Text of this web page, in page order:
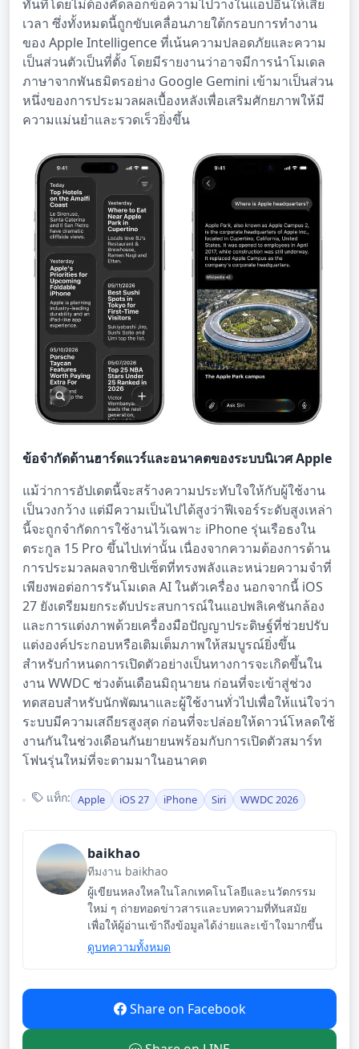
ทันทีโดยไม่ต้องคัดลอกข้อความไปวางในแอปอื่นให้เสีย
เวลา ซึ่งทั้งหมดนี้ถูกขับเคลื่อนภายใต้กรอบการทำงาน
ของ Apple Intelligence ที่เน้นความปลอดภัยและความ
เป็นส่วนตัวเป็นที่ตั้ง โดยมีรายงานว่าอาจมีการนำโมเดล
ภาษาจากพันธมิตรอย่าง Google Gemini เข้ามาเป็นส่วน
หนึ่งของการประมวลผลเบื้องหลังเพื่อเสริมศักยภาพให้มี
ความแม่นยำและรวดเร็วยิ่งขึ้น
ข้อจำกัดด้านฮาร์ดแวร์และอนาคตของระบบนิเวศ Apple
แม้ว่าการอัปเดตนี้จะสร้างความประทับใจให้กับผู้ใช้งาน
เป็นวงกว้าง แต่มีความเป็นไปได้สูงว่าฟีเจอร์ระดับสูงเหล่า
นี้จะถูกจำกัดการใช้งานไว้เฉพาะ iPhone รุ่นเรือธงใน
ตระกูล 15 Pro ขึ้นไปเท่านั้น เนื่องจากความต้องการด้าน
การประมวลผลจากชิปเซ็ตที่ทรงพลังและหน่วยความจำที่
เพียงพอต่อการรันโมเดล AI ในตัวเครื่อง นอกจากนี้ iOS
27 ยังเตรียมยกระดับประสบการณ์ในแอปพลิเคชันกล้อง
และการแต่งภาพด้วยเครื่องมือปัญญาประดิษฐ์ที่ช่วยปรับ
แต่งองค์ประกอบหรือเติมเต็มภาพให้สมบูรณ์ยิ่งขึ้น
สำหรับกำหนดการเปิดตัวอย่างเป็นทางการจะเกิดขึ้นใน
งาน WWDC ช่วงต้นเดือนมิถุนายน ก่อนที่จะเข้าสู่ช่วง
ทดสอบสำหรับนักพัฒนาและผู้ใช้งานทั่วไปเพื่อให้แน่ใจว่า
ระบบมีความเสถียรสูงสุด ก่อนที่จะปล่อยให้ดาวน์โหลดใช้
งานกันในช่วงเดือนกันยายนพร้อมกับการเปิดตัวสมาร์ท
โฟนรุ่นใหม่ที่จะตามมาในอนาคต
แท็ก: Apple iOS 27 iPhone Siri WWDC 2026
baikhao
ทีมงาน baikhao
ผู้เขียนหลงใหลในโลกเทคโนโลยีและนวัตกรรม
ใหม่ ๆ ถ่ายทอดข่าวสารและบทความที่ทันสมัย
เพื่อให้ผู้อ่านเข้าถึงข้อมูลได้ง่ายและเข้าใจมากขึ้น
ดูบทความทั้งหมด
Share on Facebook